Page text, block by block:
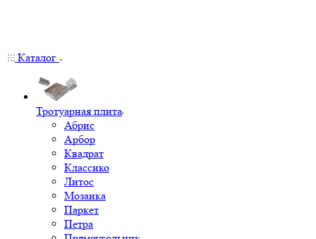
Каталог
Тротуарная плита
Абрис
Арбор
Квадрат
Классико
Литос
Мозаика
Паркет
Петра